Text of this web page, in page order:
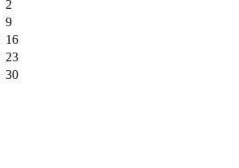
2
9
16
23
30